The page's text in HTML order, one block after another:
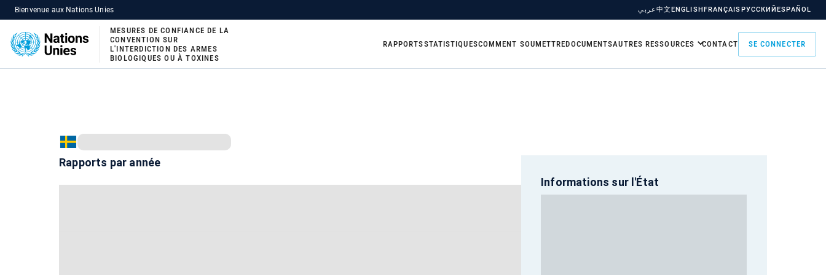
Bienvenue aux Nations Unies عربي中文ENGLISHFRANÇAISРУССКИЙESPAÑOL
MESURES DE CONFIANCE DE LA
CONVENTION SUR
L'INTERDICTION DES ARMES
BIOLOGIQUES OU À TOXINES
RAPPORTSSTATISTIQUESCOMMENT SOUMETTREDOCUMENTSAUTRES RESSOURCES CONTACT SE CONNECTER
Rapports par année
Informations sur l'État